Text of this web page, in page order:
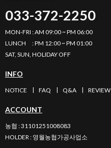
033-372-2250
MON-FRI : AM 09:00 ~ PM 06:00
LUNCH : PM 12:00 ~ PM 01:00
SAT, SUN, HOLIDAY OFF
INFO
NOTICE FAQ Q&A REVIEW
ACCOUNT
농협 : 31101251008083
HOLDER: 영월농협가공사업소